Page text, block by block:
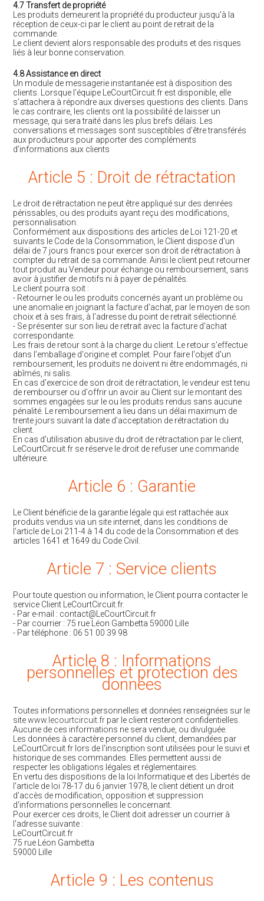
4.7 Transfert de propriété
Les produits demeurent la propriété du producteur jusqu'à la
réception de ceux-ci par le client au point de retrait de la
commande.
Le client devient alors responsable des produits et des risques
liés à leur bonne conservation.
4.8 Assistance en direct
Un module de messagerie instantanée est à disposition des
clients. Lorsque l’équipe LeCourtCircuit.fr est disponible, elle
s’attachera à répondre aux diverses questions des clients. Dans
le cas contraire, les clients ont la possibilité de laisser un
message, qui sera traité dans les plus brefs délais. Les
conversations et messages sont susceptibles d’être transférés
aux producteurs pour apporter des compléments
d’informations aux clients
Article 5 : Droit de rétractation
Le droit de rétractation ne peut être appliqué sur des denrées
périssables, ou des produits ayant reçu des modifications,
personnalisation.
Conformément aux dispositions des articles de Loi 121-20 et
suivants le Code de la Consommation, le Client dispose d'un
délai de 7 jours francs pour exercer son droit de rétractation à
compter du retrait de sa commande. Ainsi le client peut retourner
tout produit au Vendeur pour échange ou remboursement, sans
avoir à justifier de motifs ni à payer de pénalités.
Le client pourra soit :
- Retourner le ou les produits concernés ayant un problème ou
une anomalie en joignant la facture d'achat, par le moyen de son
choix et à ses frais, à l'adresse du point de retrait sélectionné.
- Se présenter sur son lieu de retrait avec la facture d'achat
correspondante.
Les frais de retour sont à la charge du client. Le retour s'effectue
dans l'emballage d'origine et complet. Pour faire l'objet d'un
remboursement, les produits ne doivent ni être endommagés, ni
abîmés, ni salis.
En cas d'exercice de son droit de rétractation, le vendeur est tenu
de rembourser ou d'offrir un avoir au Client sur le montant des
sommes engagées sur le ou les produits rendus sans aucune
pénalité. Le remboursement a lieu dans un délai maximum de
trente jours suivant la date d'acceptation de rétractation du
client.
En cas d'utilisation abusive du droit de rétractation par le client,
LeCourtCircuit.fr se réserve le droit de refuser une commande
ultérieure.
Article 6 : Garantie
Le Client bénéficie de la garantie légale qui est rattachée aux
produits vendus via un site internet, dans les conditions de
l'article de Loi 211-4 à 14 du code de la Consommation et des
articles 1641 et 1649 du Code Civil.
Article 7 : Service clients
Pour toute question ou information, le Client pourra contacter le
service Client LeCourtCircuit.fr.
- Par e-mail : contact@LeCourtCircuit.fr
- Par courrier : 75 rue Léon Gambetta 59000 Lille
- Par téléphone : 06 51 00 39 98
Article 8 : Informations
personnelles et protection des
données
Toutes informations personnelles et données renseignées sur le
sitewww.lecourtcircuit.fr par le client resteront confidentielles.
Aucune de ces informations ne sera vendue, ou divulguée.
Les données à caractère personnel du client, demandées par
LeCourtCircuit.fr lors de l'inscription sont utilisées pour le suivi et
historique de ses commandes. Elles permettent aussi de
respecter les obligations légales et réglementaires.
En vertu des dispositions de la loi Informatique et des Libertés de
l'article de loi 78-17 du 6 janvier 1978, le client détient un droit
d'accès de modification, opposition et suppression
d'informations personnelles le concernant.
Pour exercer ces droits, le Client doit adresser un courrier à
l'adresse suivante :
LeCourtCircuit.fr
75 rue Léon Gambetta
59000 Lille
Article 9 : Les contenus